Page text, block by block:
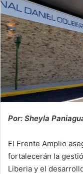
Por: Sheyla
El Frente Amplio
fortalecerán la
Liberia y el